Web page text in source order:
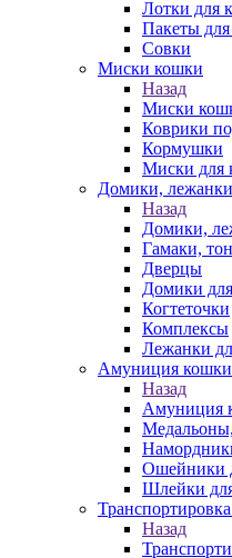
Лотки для
Пакеты для
Совки
Миски кошки
Назад
Миски
Коврики
Кормушки
Миски для
Домики,
Назад
Домики,
Гамаки,
Дверцы
Домики
Когтеточки
Комплексы
Лежанки
Амуниция кошки
Назад
Амуниция
Ошейники
Шлейки
Назад